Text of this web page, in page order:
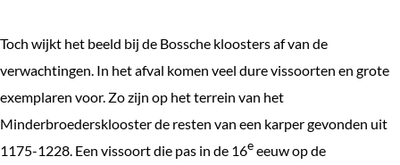
Toch wijkt het beeld bij de Bossche kloosters af van de
verwachtingen. In het afval komen veel dure vissoorten en grote
exemplaren voor. Zo zijn op het terrein van het
Minderbroedersklooster de resten van een karper gevonden uit
1175-1228. Een vissoort die pas in de 16eeeuw op de